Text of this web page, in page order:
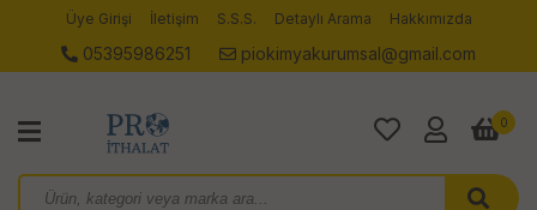
Üye Girişi İletişim S.S.S. Detaylı Arama Hakkımızda
05395986251 piokimyakurumsal@gmail.com
0